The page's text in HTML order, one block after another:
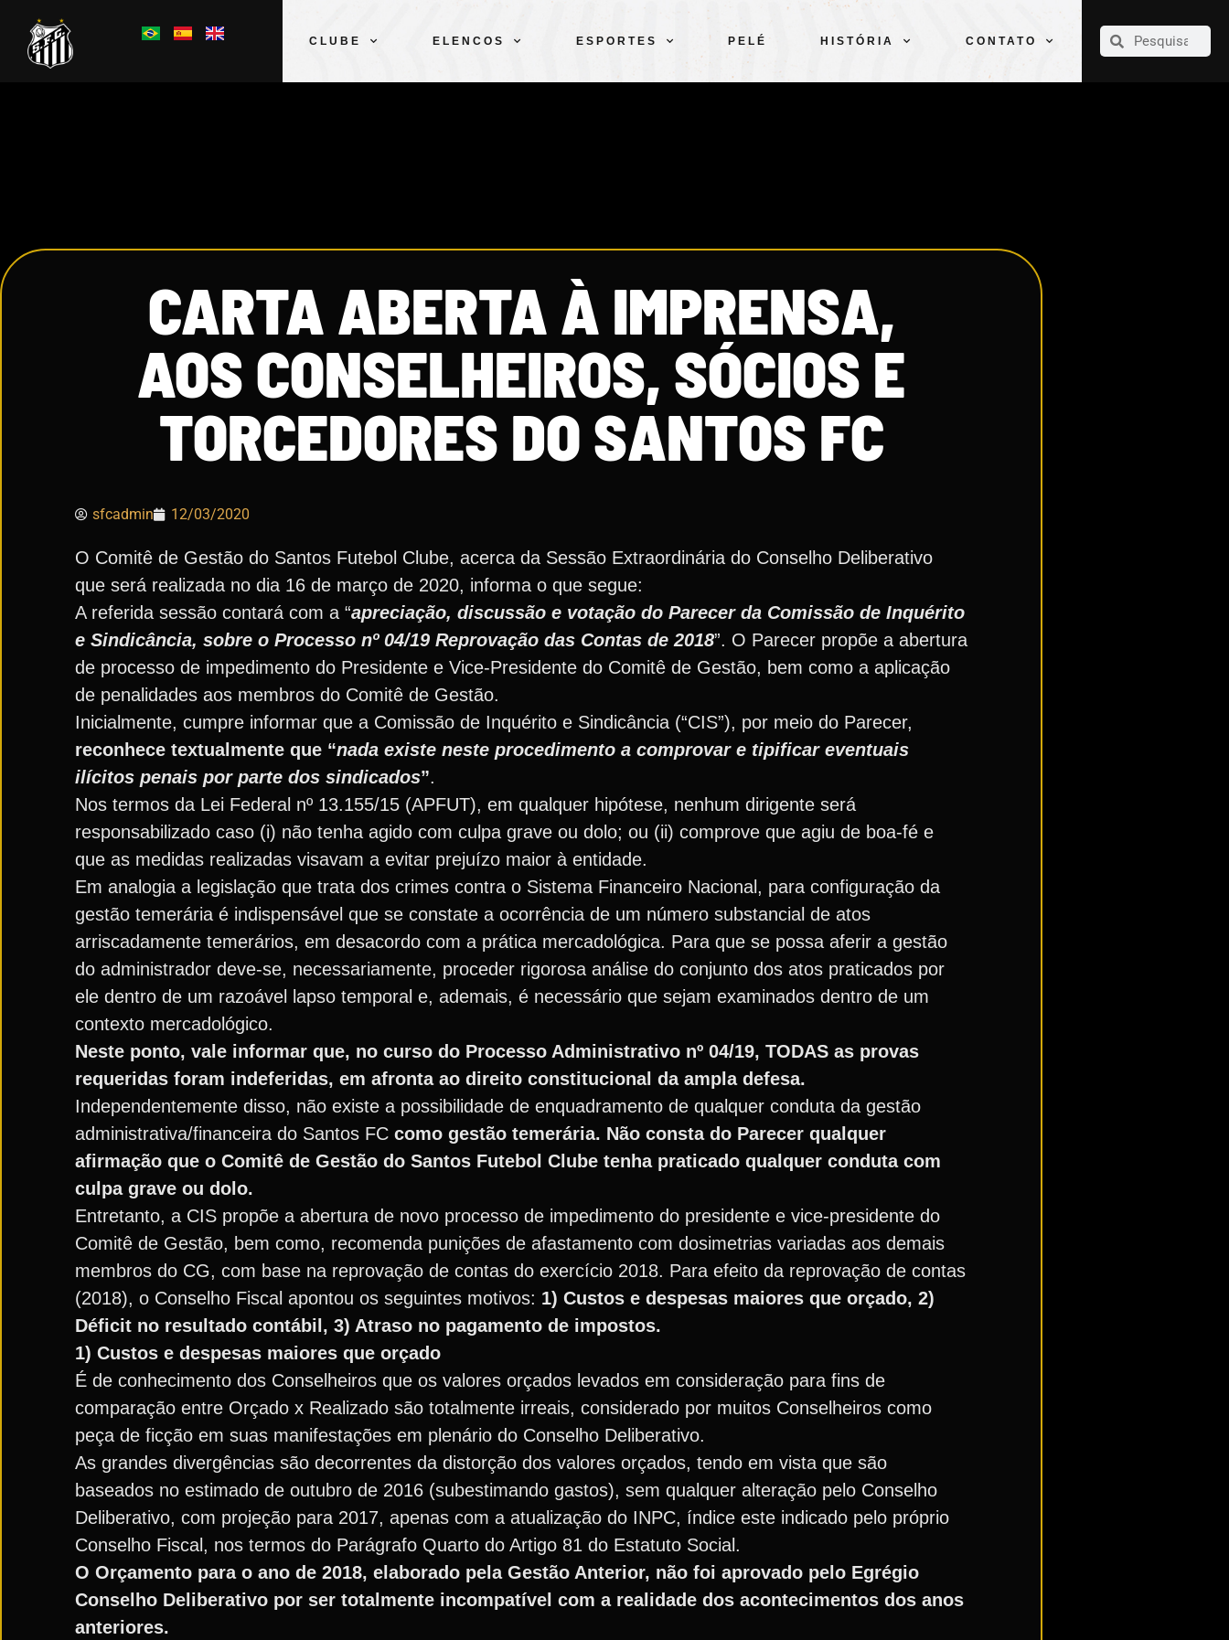
CLUBE ELENCOS ESPORTES PELÉ HISTÓRIA CONTATO
CLUBE
CARTA ABERTA À IMPRENSA,
AOS CONSELHEIROS, SÓCIOS E
TORCEDORES DO SANTOS FC
sfcadmin 12/03/2020
O Comitê de Gestão do Santos Futebol Clube, acerca da Sessão Extraordinária do Conselho Deliberativo
que será realizada no dia 16 de março de 2020, informa o que segue:
A referida sessão contará com a “apreciação, discussão e votação do Parecer da Comissão de Inquérito
e Sindicância, sobre o Processo nº 04/19 Reprovação das Contas de 2018”. O Parecer propõe a abertura
de processo de impedimento do Presidente e Vice-Presidente do Comitê de Gestão, bem como a aplicação
de penalidades aos membros do Comitê de Gestão.
Inicialmente, cumpre informar que a Comissão de Inquérito e Sindicância (“CIS”), por meio do Parecer,
reconhece textualmente que “nada existe neste procedimento a comprovar e tipificar eventuais
ilícitos penais por parte dos sindicados”.
Nos termos da Lei Federal nº 13.155/15 (APFUT), em qualquer hipótese, nenhum dirigente será
responsabilizado caso (i) não tenha agido com culpa grave ou dolo; ou (ii) comprove que agiu de boa-fé e
que as medidas realizadas visavam a evitar prejuízo maior à entidade.
Em analogia a legislação que trata dos crimes contra o Sistema Financeiro Nacional, para configuração da
gestão temerária é indispensável que se constate a ocorrência de um número substancial de atos
arriscadamente temerários, em desacordo com a prática mercadológica. Para que se possa aferir a gestão
do administrador deve-se, necessariamente, proceder rigorosa análise do conjunto dos atos praticados por
ele dentro de um razoável lapso temporal e, ademais, é necessário que sejam examinados dentro de um
contexto mercadológico.
Neste ponto, vale informar que, no curso do Processo Administrativo nº 04/19, TODAS as provas
requeridas foram indeferidas, em afronta ao direito constitucional da ampla defesa.
Independentemente disso, não existe a possibilidade de enquadramento de qualquer conduta da gestão
administrativa/financeira do Santos FC como gestão temerária. Não consta do Parecer qualquer
afirmação que o Comitê de Gestão do Santos Futebol Clube tenha praticado qualquer conduta com
culpa grave ou dolo.
Entretanto, a CIS propõe a abertura de novo processo de impedimento do presidente e vice-presidente do
Comitê de Gestão, bem como, recomenda punições de afastamento com dosimetrias variadas aos demais
membros do CG, com base na reprovação de contas do exercício 2018. Para efeito da reprovação de contas
(2018), o Conselho Fiscal apontou os seguintes motivos: 1) Custos e despesas maiores que orçado, 2)
Déficit no resultado contábil, 3) Atraso no pagamento de impostos.
1) Custos e despesas maiores que orçado
É de conhecimento dos Conselheiros que os valores orçados levados em consideração para fins de
comparação entre Orçado x Realizado são totalmente irreais, considerado por muitos Conselheiros como
peça de ficção em suas manifestações em plenário do Conselho Deliberativo.
As grandes divergências são decorrentes da distorção dos valores orçados, tendo em vista que são
baseados no estimado de outubro de 2016 (subestimando gastos), sem qualquer alteração pelo Conselho
Deliberativo, com projeção para 2017, apenas com a atualização do INPC, índice este indicado pelo próprio
Conselho Fiscal, nos termos do Parágrafo Quarto do Artigo 81 do Estatuto Social.
O Orçamento para o ano de 2018, elaborado pela Gestão Anterior, não foi aprovado pelo Egrégio
Conselho Deliberativo por ser totalmente incompatível com a realidade dos acontecimentos dos anos
anteriores.